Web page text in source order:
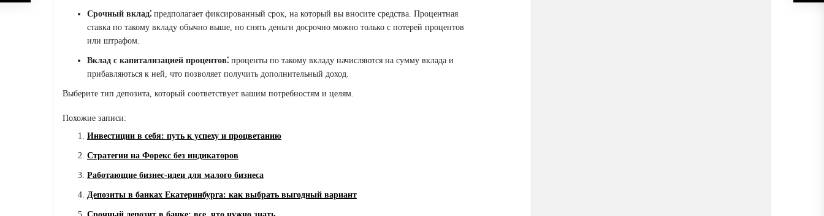
Срочный вклад⁚ предполагает фиксированный срок, на который вы вносите средства. Процентная
ставка по такому вкладу обычно выше, но снять деньги досрочно можно только с потерей процентов
или штрафом.
Вклад с капитализацией процентов⁚ проценты по такому вкладу начисляются на сумму вклада и
прибавляються к ней, что позволяет получить дополнительный доход.
Выберите тип депозита, который соответствует вашим потребностям и целям.
Похожие записи:
Инвестиции в себя: путь к успеху и процветанию
Стратегии на Форекс без индикаторов
Работающие бизнес-идеи для малого бизнеса
Депозиты в банках Екатеринбурга: как выбрать выгодный вариант